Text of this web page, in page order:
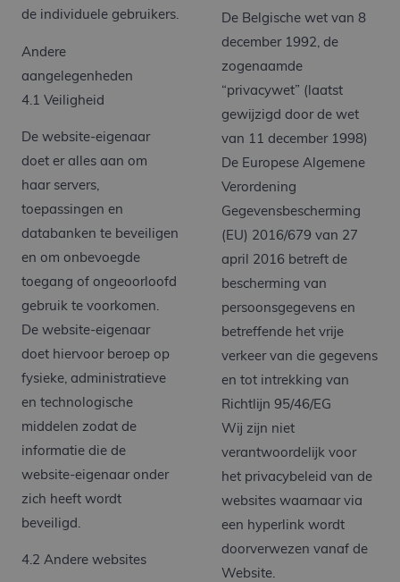
de individuele gebruikers.
Andere
aangelegenheden
4.1 Veiligheid
De website-eigenaar
doet er alles aan om
haar servers,
toepassingen en
databanken te beveiligen
en om onbevoegde
toegang of ongeoorloofd
gebruik te voorkomen.
De website-eigenaar
doet hiervoor beroep op
fysieke, administratieve
en technologische
middelen zodat de
informatie die de
website-eigenaar onder
zich heeft wordt
beveiligd.
4.2 Andere websites
De Belgische wet van 8
december 1992, de
zogenaamde
“privacywet” (laatst
gewijzigd door de wet
van 11 december 1998)
De Europese Algemene
Verordening
Gegevensbescherming
(EU) 2016/679 van 27
april 2016 betreft de
bescherming van
persoonsgegevens en
betreffende het vrije
verkeer van die gegevens
en tot intrekking van
Richtlijn 95/46/EG
Wij zijn niet
verantwoordelijk voor
het privacybeleid van de
websites waarnaar via
een hyperlink wordt
doorverwezen vanaf de
Website.